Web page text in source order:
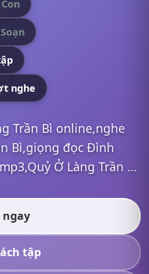
nghe
Trần Bì online,nghe
Bì,giọng đọc Đình
Ở Làng Trần Bì
ngay
tập